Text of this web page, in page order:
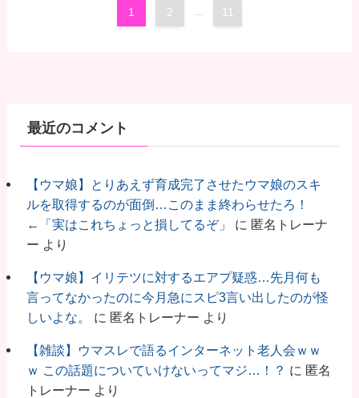
1 2 ... 11
最近のコメント
【ウマ娘】とりあえず育成完了させたウマ娘のスキ
ルを取得するのが面倒…このまま終わらせたろ！
←「実はこれちょっと損してるぞ」
に 匿名トレーナ
ー より
【ウマ娘】イリテツに対するエアプ疑惑…先月何も
言ってなかったのに今月急にスピ3言い出したのが怪
しいよな。
に 匿名トレーナー より
【雑談】ウマスレで語るインターネット老人会ｗｗ
ｗ この話題についていけないってマジ…！？ に 匿名
トレーナー より